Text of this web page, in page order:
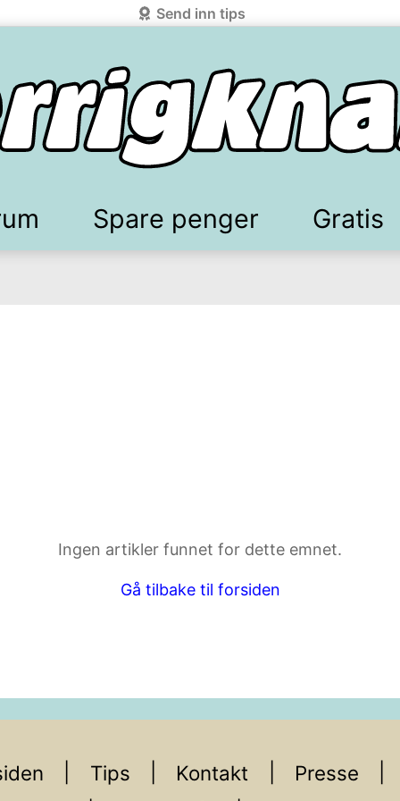
Send inn tips
Spare penger Gratis
i neste steg.
Ingen artikler funnet for dette emnet.
Gå tilbake til forsiden
Tips Kontakt Presse